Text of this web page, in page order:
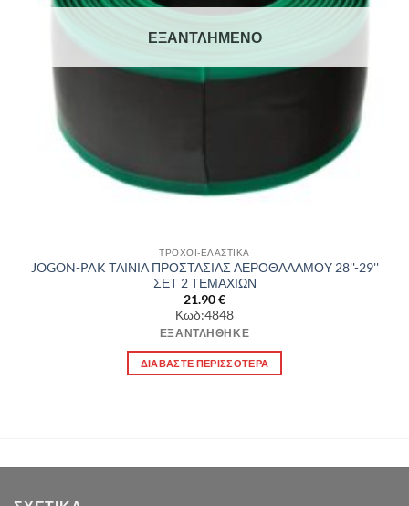
ΕΞΑΝΤΛΗΜΈΝΟ
ΤΡΟΧΟΙ-ΕΛΑΣΤΙΚΑ
JOGON-PAK ΤΑΙΝΙΑ ΠΡΟΣΤΑΣΙΑΣ ΑΕΡΟΘΑΛΑΜΟΥ 28''-29''
ΣΕΤ 2 ΤΕΜΑΧΙΩΝ
21.90€
Κωδ:4848
ΕΞΑΝΤΛΉΘΗΚΕ
ΔΙΑΒΆΣΤΕ ΠΕΡΙΣΣΌΤΕΡΑ